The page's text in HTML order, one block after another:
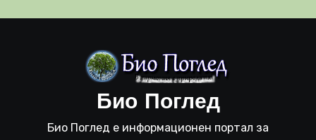
Био Поглед
Био Поглед е информационен портал за